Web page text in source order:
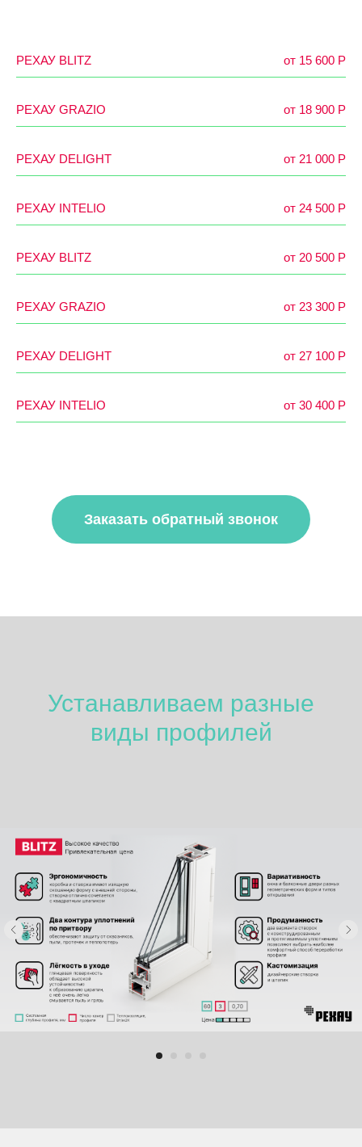
РЕХАУ BLITZ от 15 600 P
РЕХАУ GRAZIO от 18 900 Р
РЕХАУ DELIGHT от 21 000 P
РЕХАУ INTELIO от 24 500 P
РЕХАУ BLITZ от 20 500 P
РЕХАУ GRAZIO от 23 300 Р
РЕХАУ DELIGHT от 27 100 P
РЕХАУ INTELIO от 30 400 P
Заказать обратный звонок
Устанавливаем разные
виды профилей